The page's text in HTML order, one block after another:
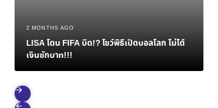
2 MONTHS AGO
LISA โดน FIFA บิด!? โชว์พิธีเปิดบอลโลก ไม่ได้
เงินซักบาท!!!